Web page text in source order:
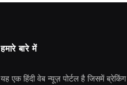
हमारे बारे में
यह एक हिंदी वेब न्यूज़ पोर्टल है जिसमें